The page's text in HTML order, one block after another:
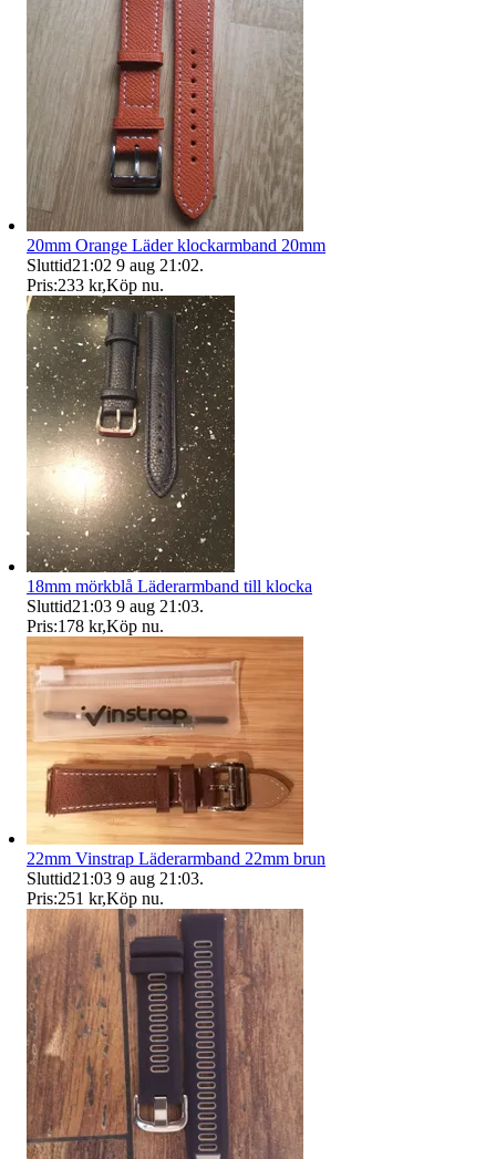
20mm Orange Läder klockarmband 20mm
Sluttid21:02 9 aug 21:02.
Pris:233 kr,Köp nu.
18mm mörkblå Läderarmband till klocka
Sluttid21:03 9 aug 21:03.
Pris:178 kr,Köp nu.
22mm Vinstrap Läderarmband 22mm brun
Sluttid21:03 9 aug 21:03.
Pris:251 kr,Köp nu.